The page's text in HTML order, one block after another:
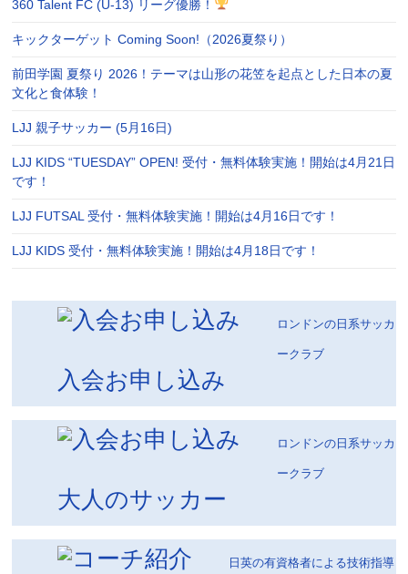
360 Talent FC (U-13) リーグ優勝！
キックターゲット Coming Soon!（2026夏祭り）
前田学園 夏祭り 2026！テーマは山形の花笠を起点とした日本の夏
文化と食体験！
LJJ 親子サッカー (5月16日)
LJJ KIDS “TUESDAY” OPEN! 受付・無料体験実施！開始は4月21日
です！
LJJ FUTSAL 受付・無料体験実施！開始は4月16日です！
LJJ KIDS 受付・無料体験実施！開始は4月18日です！
ロンドンの日系サッカ
ークラブ
入会お申し込み
ロンドンの日系サッカ
ークラブ
大人のサッカー
日英の有資格者による技術指導